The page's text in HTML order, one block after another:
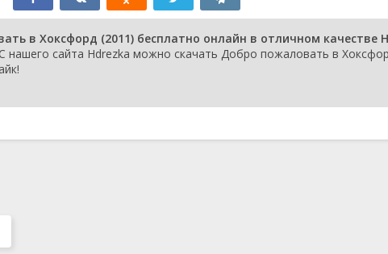
в Хоксфорд (2011) бесплатно онлайн в отличном качестве
нашего сайта Hdrezka можно скачать Добро пожаловать в